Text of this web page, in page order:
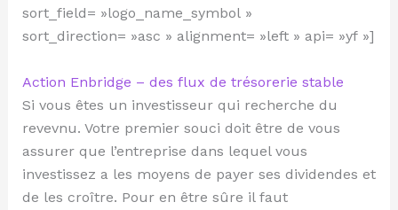
sort_field= »logo_name_symbol »
sort_direction= »asc » alignment= »left » api= »yf »]
Action Enbridge – des flux de trésorerie stable
Si vous êtes un investisseur qui recherche du
revevnu. Votre premier souci doit être de vous
assurer que l’entreprise dans lequel vous
investissez a les moyens de payer ses dividendes et
de les croître. Pour en être sûre il faut